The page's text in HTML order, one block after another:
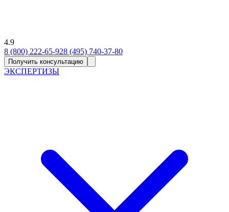
4.9
8 (800) 222-65-928 (495) 740-37-80
Получить консультацию
ЭКСПЕРТИЗЫ